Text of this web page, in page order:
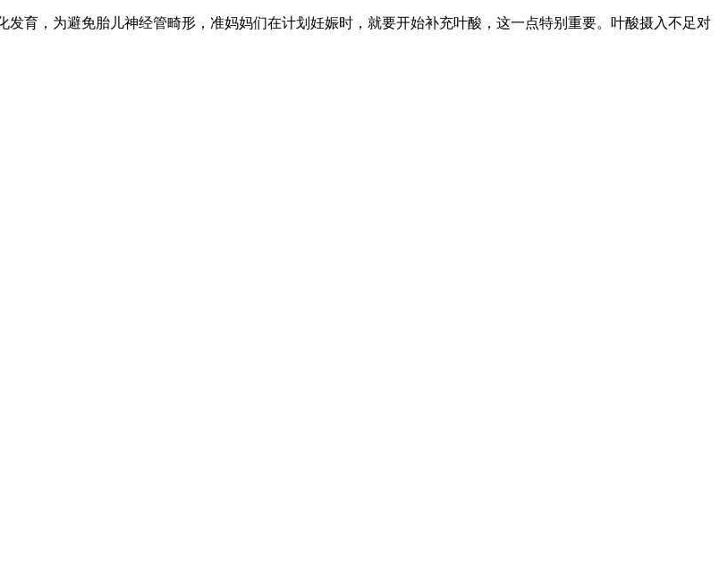
育，为避免胎儿神经管畸形，准妈妈们在计划妊娠时，就要开始补充叶酸，这一点特别重要。叶酸摄入不足对